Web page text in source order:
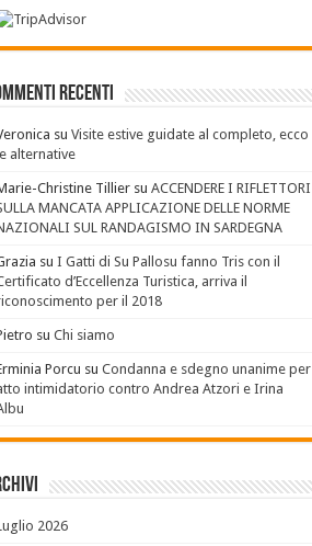
recenti
su Visite estive guidate al completo, ecco
le alternative
Christine Tilliersu ACCENDERE I RIFLETTORI
MANCATA APPLICAZIONE DELLE NORME
SUL RANDAGISMO IN SARDEGNA
su I Gatti di Su Pallosu fanno Tris con il
d’Eccellenza Turistica, arriva il
per il 2018
su Chi siamo
Porcu su Condanna e sdegno unanime per
intimidatorio contro Andrea Atzori e Irina
2026